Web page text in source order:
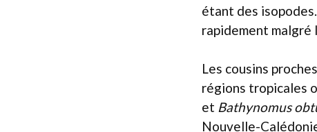
étant des
rapidement malgré
Les cousins
régions tropicales
et Bathynomus
Nouvelle-